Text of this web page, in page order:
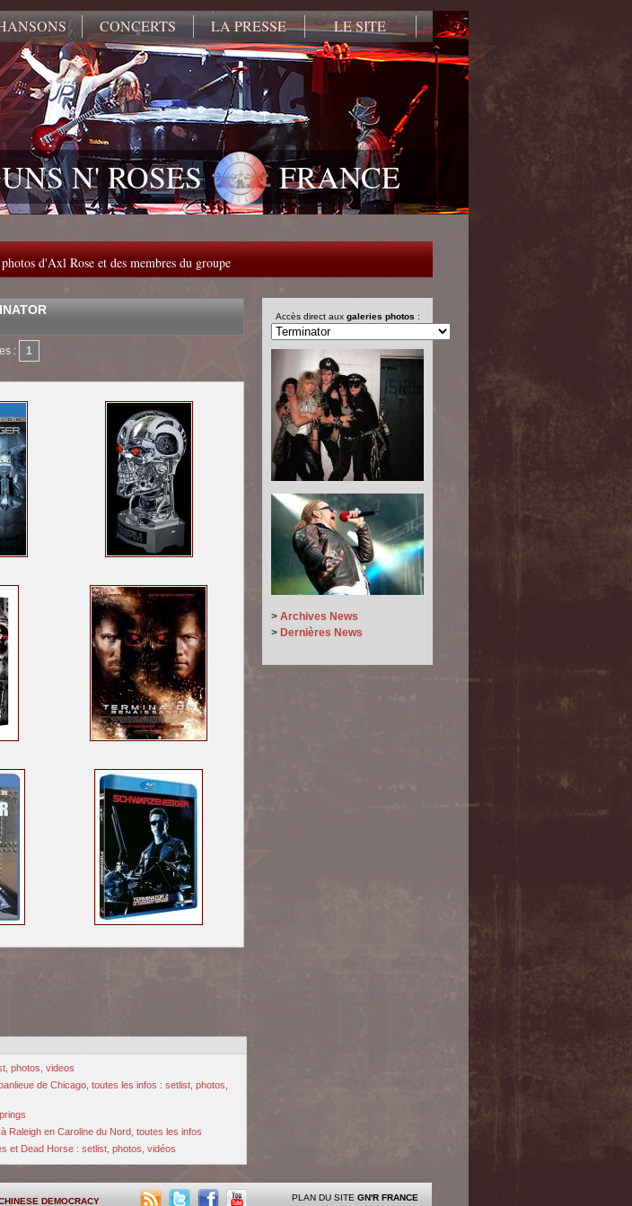
CONCERTS LA PRESSE LE SITE
N' ROSES FRANCE
d'Axl Rose et des membres du groupe
: 1
photos, videos
de Chicago, toutes les infos : setlist, photos,
Raleigh en Caroline du Nord, toutes les infos
et Dead Horse : setlist, photos, vidéos
Accès direct aux galeries photos :
> Archives News
> Dernières News
DEMOCRACY PLAN DU SITE GN'R FRANCE